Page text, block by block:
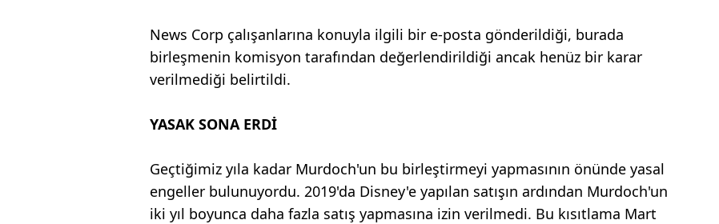
News Corp çalışanlarına konuyla ilgili bir e-posta gönderildiği, burada
birleşmenin komisyon tarafından değerlendirildiği ancak henüz bir karar
verilmediği belirtildi.
YASAK SONA ERDİ
Geçtiğimiz yıla kadar Murdoch'un bu birleştirmeyi yapmasının önünde yasal
engeller bulunuyordu. 2019'da Disney'e yapılan satışın ardından Murdoch'un
iki yıl boyunca daha fazla satış yapmasına izin verilmedi. Bu kısıtlama Mart